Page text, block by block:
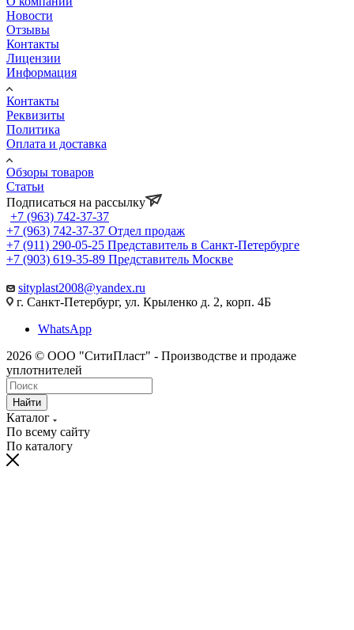
Новости
Отзывы
Контакты
Лицензии
Информация
Контакты
Реквизиты
Политика
Оплата и доставка
Обзоры товаров
Статьи
Подписаться на рассылку
+7 (963) 742-37-37
+7 (963) 742-37-37 Отдел продаж
+7 (911) 290-05-25 Представитель в Санкт-Петербурге
+7 (903) 619-35-89 Представитель Москве
sityplast2008@yandex.ru
г. Санкт-Петербург, ул. Крыленко д. 2, корп. 4Б
WhatsApp
2026 © ООО "СитиПласт" - Производстве и продаже
уплотнителей
Найти
Каталог
По всему сайту
По каталогу